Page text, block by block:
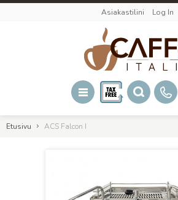
Asiakastilini Log In
Etusivu ACS Falcon I